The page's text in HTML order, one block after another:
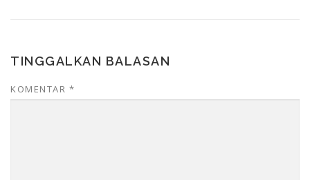
TINGGALKAN BALASAN
KOMENTAR *